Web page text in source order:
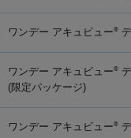
ワンデー アキュビュー®
ワンデー アキュビュー®
(限定パッケージ)
ワンデー アキュビュー®